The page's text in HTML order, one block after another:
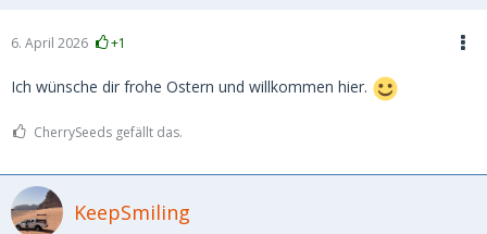
6. April 2026 +1
Ich wünsche dir frohe Ostern und willkommen hier.
CherrySeeds gefällt das.
KeepSmiling